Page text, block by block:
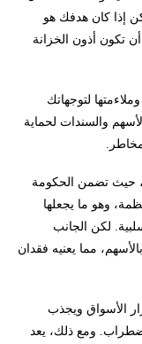
إذا كان هدفك هو
تكون أذون الخزانة
لتوجهاتك
والسندات لحماية
حيث تضمن الحكومة
وهو ما يجعلها
لكن الجانب
مما يعنيه فقدان
الأسواق ويجذب
ومع ذلك، يعد